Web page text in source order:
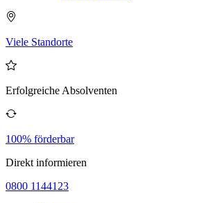
Viele Standorte
Erfolgreiche Absolventen
100% förderbar
Direkt informieren
0800 1144123